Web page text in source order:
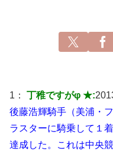
1： 丁稚ですがφ ★:
後藤浩輝騎手（美浦・
ラスターに騎乗して１
達成した。これは中央